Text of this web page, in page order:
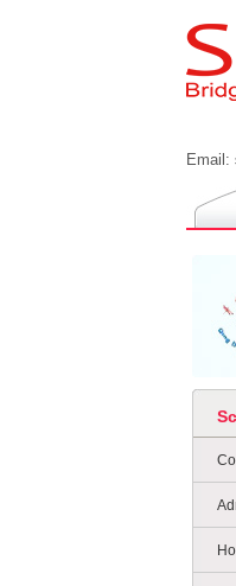
Email: